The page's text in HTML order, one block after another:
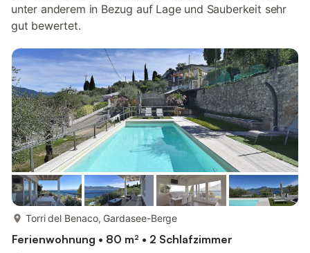
unter anderem in Bezug auf Lage und Sauberkeit sehr
gut bewertet.
Torri del Benaco, Gardasee-Berge
Ferienwohnung • 80 m² • 2 Schlafzimmer